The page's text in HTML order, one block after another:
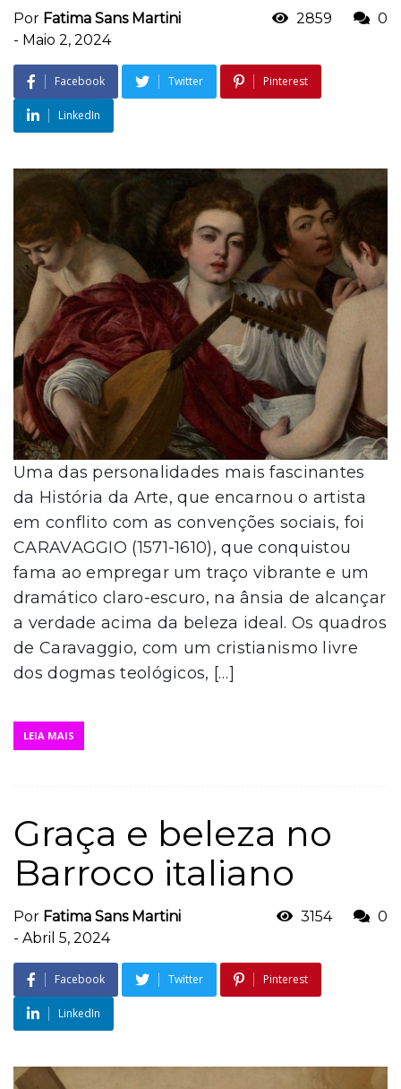
Por Fatima Sans Martini
- Maio 2, 2024
2859 0
Facebook Twitter Pinterest
LinkedIn
Uma das personalidades mais fascinantes
da História da Arte, que encarnou o artista
em conflito com as convenções sociais, foi
CARAVAGGIO (1571-1610), que conquistou
fama ao empregar um traço vibrante e um
dramático claro-escuro, na ânsia de alcançar
a verdade acima da beleza ideal. Os quadros
de Caravaggio, com um cristianismo livre
dos dogmas teológicos, […]
LEIA MAIS
Graça e beleza no
Barroco italiano
Por Fatima Sans Martini
- Abril 5, 2024
3154 0
Facebook Twitter Pinterest
LinkedIn